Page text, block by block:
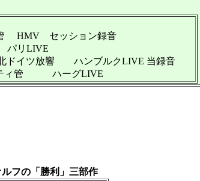
管 HMV セッション録音
リLIVE
ドイツ放響 ハンブルクLIVE 当録音
ティ管 ハーグLIVE
フの「勝利」三部作